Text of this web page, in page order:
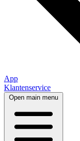
App
Klantenservice
Open main menu